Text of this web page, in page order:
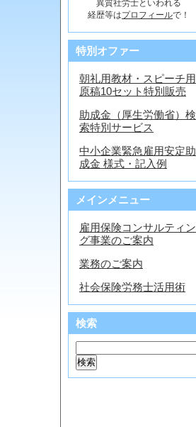
異質社労士といわれる
経歴等はプロフィールで！
特別オファー
朝礼用教材・スピーチ用
原稿10セット特別販売
助成金（厚生労働省）検
索特別サービス
中小企業緊急雇用安定助
成金 様式・記入例
メインメニュー
雇用保険コンサルティン
グ事業のご案内
業務のご案内
社会保険労務士活用術
検索